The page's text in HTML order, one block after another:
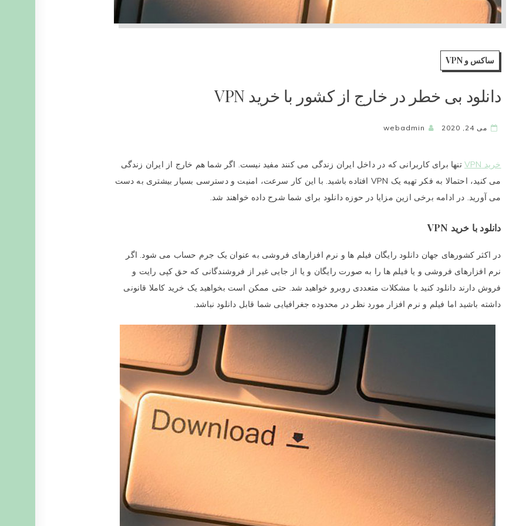
ساکس و VPN
دانلود بی خطر در خارج از کشور با خرید VPN
می 24, 2020 webadmin
خرید VPN
تنها برای کاربرانی که در داخل ایران زندگی می کنند مفید نیست. اگر شما هم خارج از ایران زندگی
می کنید، احتمالا به فکر تهیه یک VPN افتاده باشید. با این کار سرعت، امنیت و دسترسی بسیار بیشتری به دست
می آورید. در ادامه برخی ازین مزایا در حوزه دانلود برای شما شرح داده خواهند شد.
دانلود با خرید VPN
در اکثر کشورهای جهان دانلود رایگان فیلم ها و نرم افزارهای فروشی به عنوان یک جرم حساب می شود. اگر
نرم افزارهای فروشی و یا فیلم ها را به صورت رایگان و یا از جایی غیر از فروشندگانی که حق کپی رایت و
فروش دارند دانلود کنید با مشکلات متعددی روبرو خواهید شد. حتی ممکن است بخواهید یک خرید کاملا قانونی
داشته باشید اما فیلم و نرم افزار مورد نظر در محدوده جغرافیایی شما قابل دانلود نباشد.